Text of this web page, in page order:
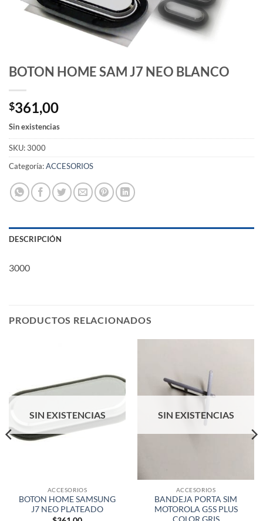
BOTON HOME SAM J7 NEO BLANCO
$361,00
Sin existencias
SKU:3000
Categoría:ACCESORIOS
DESCRIPCIÓN
3000
PRODUCTOS RELACIONADOS
SIN EXISTENCIAS
ACCESORIOS
BOTON HOME SAMSUNG
J7 NEO PLATEADO
SIN EXISTENCIAS
ACCESORIOS
BANDEJA PORTA SIM
MOTOROLA G5S PLUS